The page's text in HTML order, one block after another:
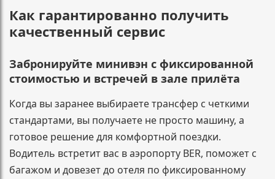
Как гарантированно получить
качественный сервис
Забронируйте минивэн с фиксированной
стоимостью и встречей в зале прилёта
Когда вы заранее выбираете трансфер с четкими
стандартами, вы получаете не просто машину, а
готовое решение для комфортной поездки.
Водитель встретит вас в аэропорту BER, поможет с
багажом и довезет до отеля по фиксированному